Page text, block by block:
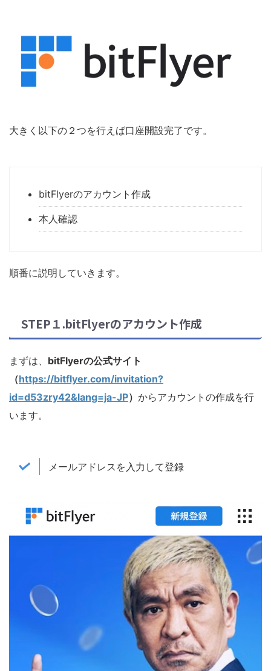
大きく以下の２つを行えば口座開設完了です。
bitFlyerのアカウント作成
本人確認
順番に説明していきます。
STEP１.bitFlyerのアカウント作成
まずは、 bitFlyerの公式サイト
（https://bitflyer.com/invitation?
id=d53zry42&lang=ja-JP） からアカウントの作成を行
います。
メールアドレスを入力して登録